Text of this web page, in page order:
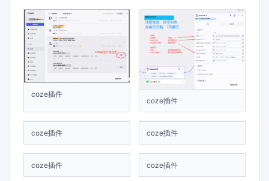
coze插件
coze插件
coze插件